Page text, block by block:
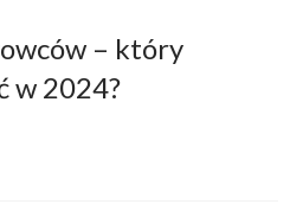
– który
w 2024?